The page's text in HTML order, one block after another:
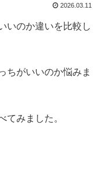
2026.03.11
いのか違いを比較し
ちがいいのか悩みま
てみました。